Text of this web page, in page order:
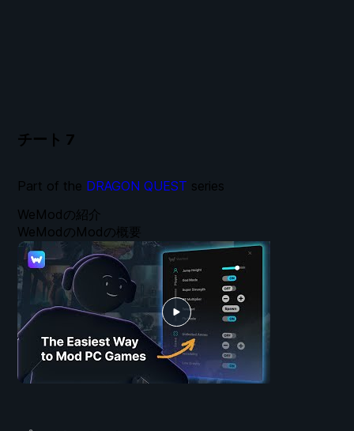
チート 7
WeModの紹介
WeModのModの概要
Part of the DRAGON QUEST series